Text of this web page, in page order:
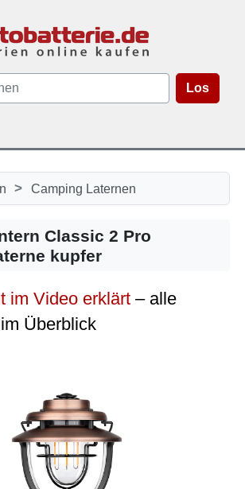
Los
> Camping Laternen
Classic 2 Pro
kupfer
im Video erklärt – alle
Überblick